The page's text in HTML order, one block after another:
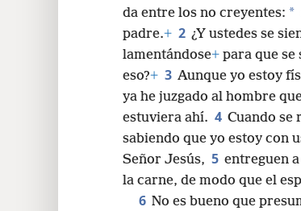
da entre los no creyentes: *
padre.+ 2 ¿Y ustedes se
lamentándose+ para que se
eso?+ 3 Aunque yo estoy
ya he juzgado al hombre
estuviera ahí. 4 Cuando se
sabiendo que yo estoy con
Señor Jesús, 5 entreguen
la carne, de modo que el
6 No es bueno que